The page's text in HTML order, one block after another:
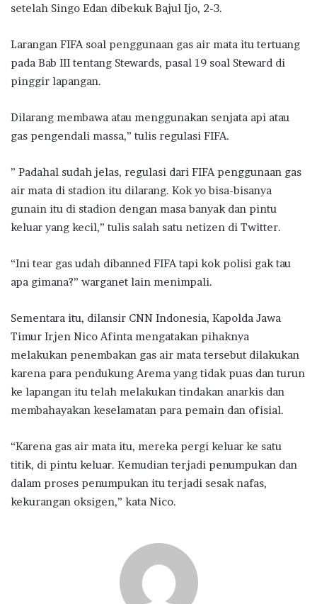
setelah Singo Edan dibekuk Bajul Ijo, 2-3.
Larangan FIFA soal penggunaan gas air mata itu tertuang
pada Bab III tentang Stewards, pasal 19 soal Steward di
pinggir lapangan.
Dilarang membawa atau menggunakan senjata api atau
gas pengendali massa,” tulis regulasi FIFA.
” Padahal sudah jelas, regulasi dari FIFA penggunaan gas
air mata di stadion itu dilarang. Kok yo bisa-bisanya
gunain itu di stadion dengan masa banyak dan pintu
keluar yang kecil,” tulis salah satu netizen di Twitter.
“Ini tear gas udah dibanned FIFA tapi kok polisi gak tau
apa gimana?” warganet lain menimpali.
Sementara itu, dilansir CNN Indonesia, Kapolda Jawa
Timur Irjen Nico Afinta mengatakan pihaknya
melakukan penembakan gas air mata tersebut dilakukan
karena para pendukung Arema yang tidak puas dan turun
ke lapangan itu telah melakukan tindakan anarkis dan
membahayakan keselamatan para pemain dan ofisial.
“Karena gas air mata itu, mereka pergi keluar ke satu
titik, di pintu keluar. Kemudian terjadi penumpukan dan
dalam proses penumpukan itu terjadi sesak nafas,
kekurangan oksigen,” kata Nico.